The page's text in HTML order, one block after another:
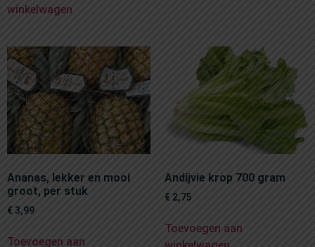
winkelwagen
Ananas, lekker en mooi
groot, per stuk
€ 3,99
Toevoegen aan
Andijvie krop 700 gram
€ 2,75
Toevoegen aan